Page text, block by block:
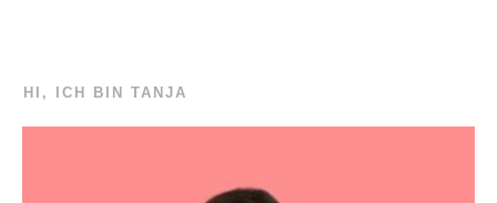
HI, ICH BIN TANJA